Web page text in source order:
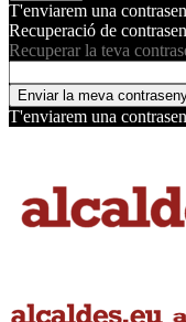
T'enviarem una
Recuperació de
Recuperar la teva
T'enviarem una